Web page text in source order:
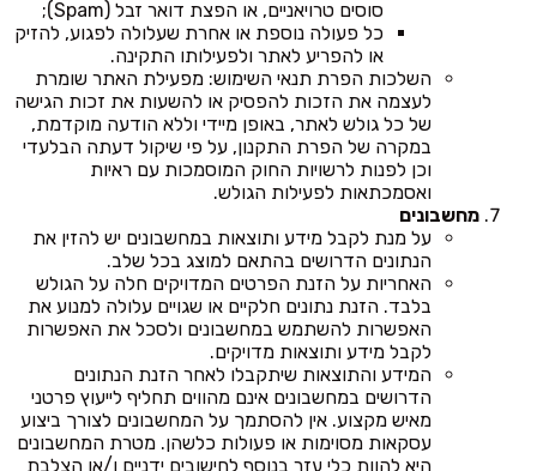
סוסים טרויאניים, או הפצת דואר זבל (Spam);
כל פעולה נוספת או אחרת שעלולה לפגוע, להזיק
או להפריע לאתר ולפעילותו התקינה.
השלכות הפרת תנאי השימוש: מפעילת האתר שומרת
לעצמה את הזכות להפסיק או להשעות את זכות הגישה
של כל גולש לאתר, באופן מיידי וללא הודעה מוקדמת,
במקרה של הפרת התקנון, על פי שיקול דעתה הבלעדי
וכן לפנות לרשויות החוק המוסמכות עם ראיות
ואסמכתאות לפעילות הגולש.
מחשבונים
על מנת לקבל מידע ותוצאות במחשבונים יש להזין את
הנתונים הדרושים בהתאם למוצג בכל שלב.
האחריות על הזנת הפרטים המדויקים חלה על הגולש
בלבד. הזנת נתונים חלקיים או שגויים עלולה למנוע את
האפשרות להשתמש במחשבונים ולסכל את האפשרות
לקבל מידע ותוצאות מדויקים.
המידע והתוצאות שיתקבלו לאחר הזנת הנתונים
הדרושים במחשבונים אינם מהווים תחליף לייעוץ פרטני
מאיש מקצוע. אין להסתמך על המחשבונים לצורך ביצוע
עסקאות מסוימות או פעולות כלשהן. מטרת המחשבונים
היא להוות כלי עזר בנוסף לחישובים ידניים ו/או הצלבת